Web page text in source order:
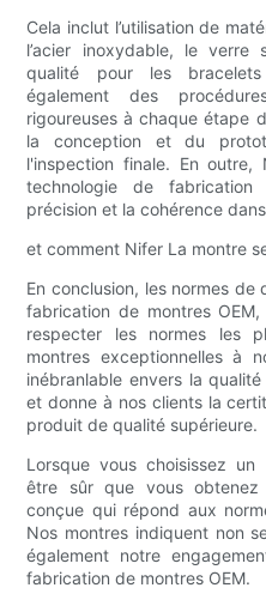
Cela inclut l’utilisation de
l’acier inoxydable, le
qualité pour les
également des
rigoureuses à chaque étape
la conception et du
l'inspection finale. En
technologie de
précision et la cohérence
et comment Nifer La montre
En conclusion, les normes de
fabrication de montres
respecter les normes les
montres exceptionnelles à
inébranlable envers la
et donne à nos clients la
produit de qualité supérieure.
Lorsque vous choisissez
être sûr que vous obtenez
conçue qui répond aux
Nos montres indiquent non
également notre
fabrication de montres OEM.